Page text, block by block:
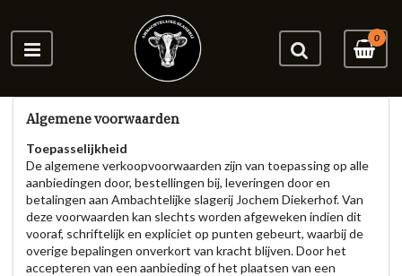
0
Algemene voorwaarden
Toepasselijkheid
De algemene verkoopvoorwaarden zijn van toepassing op alle
aanbiedingen door, bestellingen bij, leveringen door en
betalingen aan Ambachtelijke slagerij Jochem Diekerhof. Van
deze voorwaarden kan slechts worden afgeweken indien dit
vooraf, schriftelijk en expliciet op punten gebeurt, waarbij de
overige bepalingen onverkort van kracht blijven. Door het
accepteren van een aanbieding of het plaatsen van een